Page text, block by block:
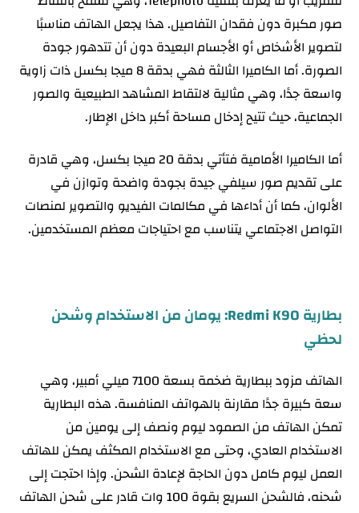
صور مكبرة دون فقدان التفاصيل. هذا يجعل الهاتف مناسبًا
لتصوير الأشخاص أو الأجسام البعيدة دون أن تتدهور جودة
الصورة. أما الكاميرا الثالثة فهي بدقة 8 ميجا بكسل ذات زاوية
واسعة جدًا، وهي مثالية لالتقاط المشاهد الطبيعية والصور
الجماعية، حيث تتيح إدخال مساحة أكبر داخل الإطار.
أما الكاميرا الأمامية فتأتي بدقة 20 ميجا بكسل، وهي قادرة
على تقديم صور سيلفي جيدة بجودة واضحة وتوازن في
الألوان، كما أن أداءها في مكالمات الفيديو والتصوير لمنصات
التواصل الاجتماعي يتناسب مع احتياجات معظم المستخدمين.
بطارية Redmi K90: يومان من الاستخدام وشحن
لحظي
الهاتف مزود ببطارية ضخمة بسعة 7100 ميلي أمبير، وهي
سعة كبيرة جدًا مقارنة بالهواتف المنافسة. هذه البطارية
تمكن الهاتف من الصمود ليوم ونصف إلى يومين من
الاستخدام العادي، وحتى مع الاستخدام المكثف يمكن للهاتف
العمل ليوم كامل دون الحاجة لإعادة الشحن. وإذا احتجت إلى
شحنه، فالشحن السريع بقوة 100 وات قادر على شحن الهاتف